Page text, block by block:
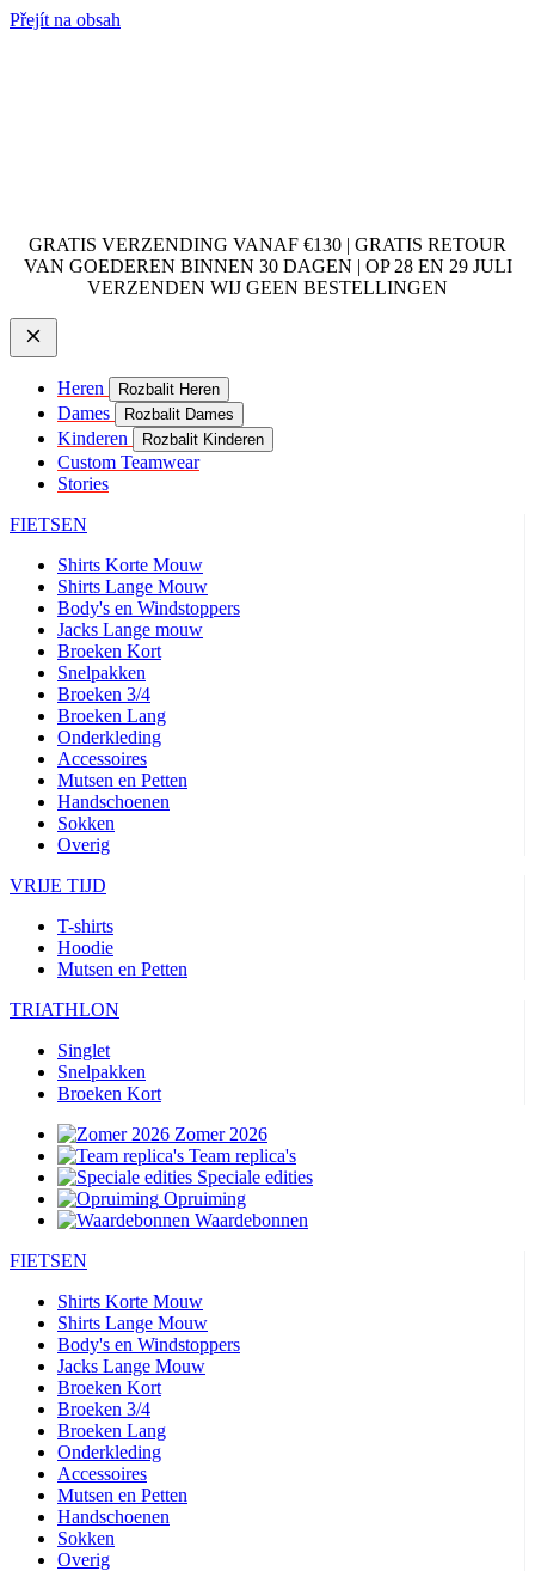
Přejít na obsah
GRATIS VERZENDING VANAF €130 | GRATIS RETOUR
VAN GOEDEREN BINNEN 30 DAGEN | OP 28 EN 29 JULI
VERZENDEN WIJ GEEN BESTELLINGEN
Heren Rozbalit Heren
Dames Rozbalit Dames
Kinderen Rozbalit Kinderen
Custom Teamwear
Stories
FIETSEN
Shirts Korte Mouw
Shirts Lange Mouw
Body's en Windstoppers
Jacks Lange mouw
Broeken Kort
Snelpakken
Broeken 3/4
Broeken Lang
Onderkleding
Accessoires
Mutsen en Petten
Handschoenen
Sokken
Overig
VRIJE TIJD
T-shirts
Hoodie
Mutsen en Petten
TRIATHLON
Singlet
Snelpakken
Broeken Kort
Zomer 2026
Team replica's
Speciale edities
Opruiming
Waardebonnen
FIETSEN
Shirts Korte Mouw
Shirts Lange Mouw
Body's en Windstoppers
Jacks Lange Mouw
Broeken Kort
Broeken 3/4
Broeken Lang
Onderkleding
Accessoires
Mutsen en Petten
Handschoenen
Sokken
Overig